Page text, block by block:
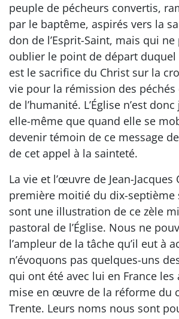
peuple de pécheurs convertis,
par le baptême, aspirés vers la
don de l’Esprit-Saint, mais qui
oublier le point de départ
est le sacrifice du Christ sur la
vie pour la rémission des
de l’humanité. L’Église n’est
elle-même que quand elle se
devenir témoin de ce message
de cet appel à la sainteté.
La vie et l’œuvre de Jean-
première moitié du dix-septième
sont une illustration de ce zèle
pastoral de l’Église. Nous ne
l’ampleur de la tâche qu’il eut à
n’évoquons pas quelques-uns
qui ont été avec lui en France les
mise en œuvre de la réforme du
Trente. Leurs noms nous sont